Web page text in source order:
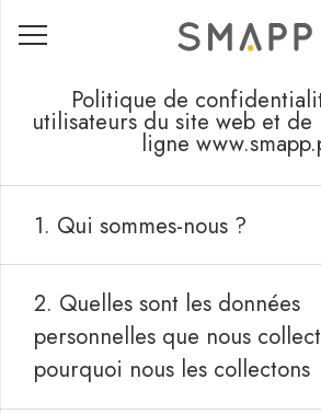
Politique de
utilisateurs du site web et
ligne
1. Qui sommes-nous ?
2. Quelles sont les données
personnelles que nous
pourquoi nous les collectons